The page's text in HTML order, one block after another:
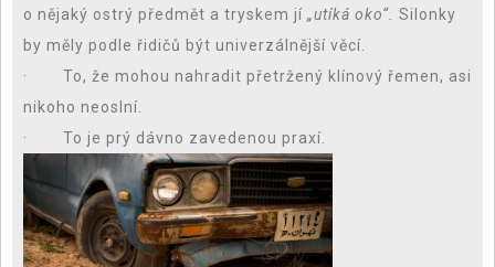
o nějaký ostrý předmět a tryskem jí „utíká oko“. Silonky
by měly podle řidičů být univerzálnější věcí.
· To, že mohou nahradit přetržený klínový řemen, asi
nikoho neoslní.
· To je prý dávno zavedenou praxí.